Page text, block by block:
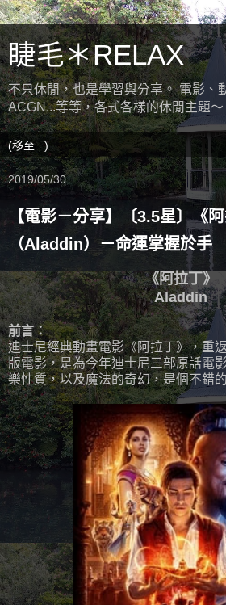
睫毛＊RELAX
不只休閒，也是學習與分享。 電影、
ACGN...等等，各式各樣的休閒主題～
2019/05/30
【電影－分享】〔3.5星〕《
（Aladdin）－命運掌握於手
《阿拉丁》
Aladdin
前言：
迪士尼經典動畫電影《阿拉丁》，重
版電影，是為今年迪士尼三部原話電
樂性質，以及魔法的奇幻，是個不錯